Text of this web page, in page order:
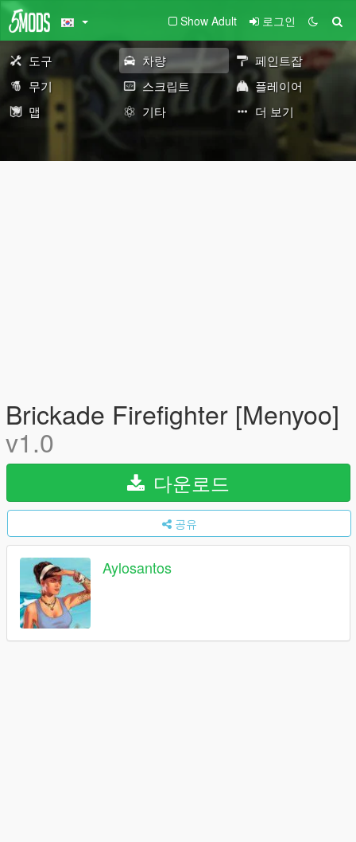
Show Adult 로그인
도구 차량
페인트잡
무기
스크립트
플레이어
맵
기타 더 보기
Brickade Firefighter [Menyoo]
v1.0
다운로드
공유
Aylosantos